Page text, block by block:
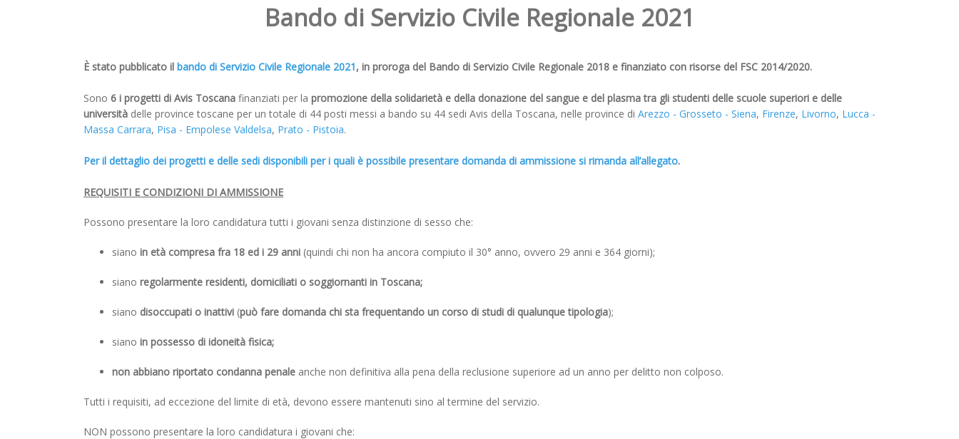
Bando di Servizio Civile Regionale 2021
È stato pubblicato il bando di Servizio Civile Regionale 2021, in proroga del Bando di Servizio Civile Regionale 2018 e finanziato con risorse del FSC 2014/2020.
Sono 6 i progetti di Avis Toscana finanziati per la promozione della solidarietà e della donazione del sangue e del plasma tra gli studenti delle scuole superiori e delle
università delle province toscane per un totale di 44 posti messi a bando su 44 sedi Avis della Toscana, nelle province di Arezzo - Grosseto - Siena, Firenze, Livorno, Lucca -
Massa Carrara, Pisa - Empolese Valdelsa, Prato - Pistoia.
Per il dettaglio dei progetti e delle sedi disponibili per i quali è possibile presentare domanda di ammissione si rimanda all’allegato.
REQUISITI E CONDIZIONI DI AMMISSIONE
Possono presentare la loro candidatura tutti i giovani senza distinzione di sesso che:
siano in età compresa fra 18 ed i 29 anni (quindi chi non ha ancora compiuto il 30° anno, ovvero 29 anni e 364 giorni);
siano regolarmente residenti, domiciliati o soggiornanti in Toscana;
siano disoccupati o inattivi (può fare domanda chi sta frequentando un corso di studi di qualunque tipologia);
siano in possesso di idoneità fisica;
non abbiano riportato condanna penale anche non definitiva alla pena della reclusione superiore ad un anno per delitto non colposo.
Tutti i requisiti, ad eccezione del limite di età, devono essere mantenuti sino al termine del servizio.
NON possono presentare la loro candidatura i giovani che: